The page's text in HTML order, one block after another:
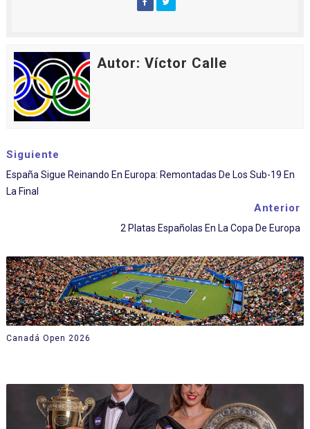
Autor: Víctor Calle
Siguiente
España Sigue Reinando En Europa: Remontadas De Los Sub-19 En
La Final
Anterior
2 Platas Españolas En La Copa De Europa
Canadá Open 2026